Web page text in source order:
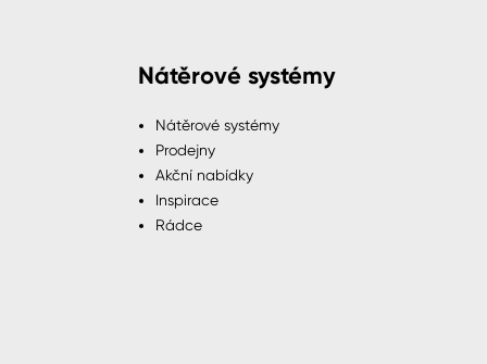
Nátěrové systémy
Nátěrové systémy
Prodejny
Akční nabídky
Inspirace
Rádce